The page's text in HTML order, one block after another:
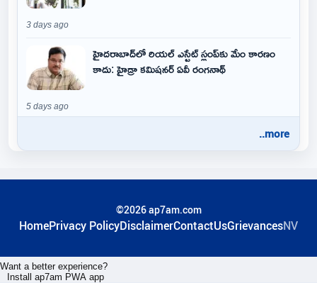
3 days ago
హైదరాబాద్‌లో రియల్ ఎస్టేట్ స్లంప్‌కు మేం కారణం
కాదు: హైడ్రా కమిషనర్ ఏవీ రంగనాథ్
5 days ago
..more
©2026 ap7am.com
HomePrivacy PolicyDisclaimerContactUsGrievancesNV
Want a better experience?
Install ap7am PWA app